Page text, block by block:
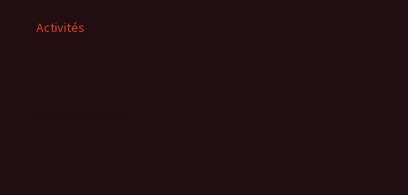
Activités